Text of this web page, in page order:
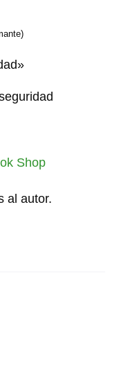
Shop
al autor.